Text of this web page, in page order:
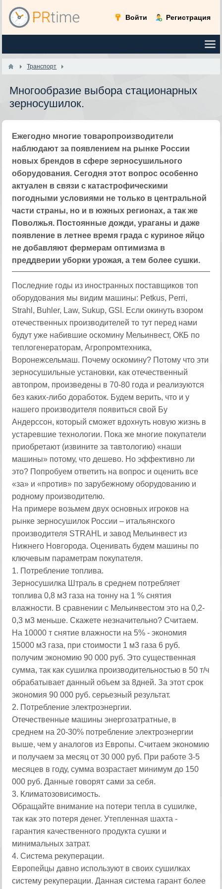
Войти Регистрация
Транспорт
Многообразие выбора стационарных
зерносушилок.
Ежегодно многие товаропроизводители
наблюдают за появлением на рынке России
новых брендов в сфере зерносушильного
оборудования. Сегодня этот вопрос особенно
актуален в связи с катастрофическими
погодными условиями не только в центральной
части страны, но и в южных регионах, а так же
Поволжья. Постоянные дожди, ураганы и даже
появление в летнее время града с куриное яйцо
не добавляют фермерам оптимизма в
преддверии уборки урожая, а тем более сушки.
Последние годы из иностранных поставщиков топ
оборудования мы видим машины: Petkus, Perri,
Strahl, Buhler, Law, Sukup, GSI. Если окинуть взором
отечественных производителей то тут перед нами
будут уже набившие оскомину Мельинвест, ОКБ по
теплогенераторам, Агропромтехника,
Воронежсельмаш. Почему оскомину? Потому что эти
зерносушильные установки, как отечественный
автопром, произведены в 70-80 года и реализуются
без каких-либо доработок. Будем верить, что и у
нашего производителя появиться свой Бу
Андерссон, который сможет вдохнуть новую жизнь в
устаревшие технологии. Пока же многие покупатели
приобретают (извините за тавтологию) «наши
машины» потому, что дешево. Но эффективно ли
это? Попробуем ответить на вопрос и оценить все
«за» и «против» по зарубежному оборудованию и
родному производителю.
На примере возьмем двух основных игроков на
рынке зерносушилок России – итальянского
производителя STRAHL и завод Мельинвест из
Нижнего Новгорода. Оценивать будем машины по
ключевым параметрам покупателя.
1. Потребление топлива.
Зерносушилка Штраль в среднем потребляет
топлива 0,8 м3 газа на тонну на 1 % снятия
влажности. В сравнении с Мельинвестом это на 0,2-
0,3 м3 меньше. Скажете незначительно? Считаем.
На 10000 т снятие влажности на 5% - экономия
15000 м3 газа, при стоимости 1 м3 газа 6 руб.
получим экономию 90 000 руб. Это существенная
сумма, так как сушилка производительностью в 50 т/ч
обрабатывает данный объем за 8дней. За этот срок
экономия 90 000 руб. серьезный результат.
2. Потребление электроэнергии.
Отечественные машины энергозатратные, в
среднем на 20-30% потребление электроэнергии
выше, чем у аналогов из Европы. Считаем экономию
и получаем за месяц от 30 000 руб. При работе 3-5
месяцев в году, сумма возрастает минимум до 150
000 руб. Данные говорят сами за себя.
3. Климатозовисимость.
Обращайте внимание на потери тепла в сушилке,
так как это потеря денег. Утепленная шахта -
гарантия качественного продукта сушки и
минимальных затрат.
4. Система рекуперации.
Европейцы давно используют в своих сушилках
систему рекуперации. Данная система гарант более